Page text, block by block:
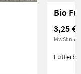
Bio
3,25 €
MwSt